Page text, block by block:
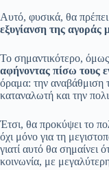
Αυτό, φυσικά, θα
εξυγίανση της αγοράς
Το σημαντικότερο, όμως,
αφήνοντας πίσω τους
όραμα: την αναβάθμιση
καταναλωτή και την
Έτσι, θα προκύψει το
όχι μόνο για τη
γιατί αυτό θα σημαίνει
κοινωνία, με